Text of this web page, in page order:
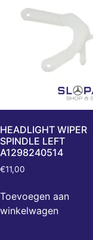
HEADLIGHT WIPER
SPINDLE LEFT
A1298240514
€11,00
Toevoegen aan
winkelwagen